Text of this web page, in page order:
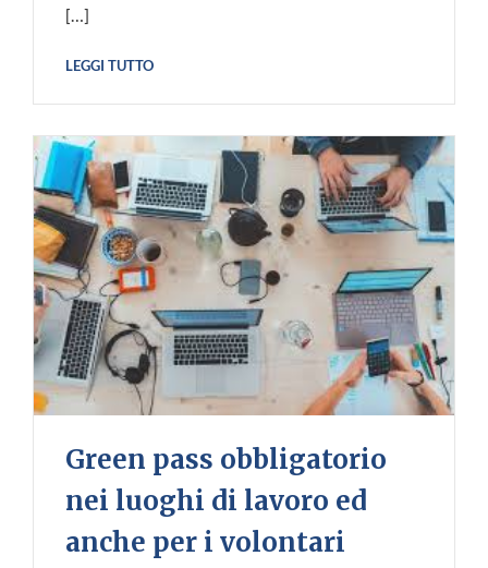
[…]
LEGGI TUTTO
Green pass obbligatorio
nei luoghi di lavoro ed
anche per i volontari